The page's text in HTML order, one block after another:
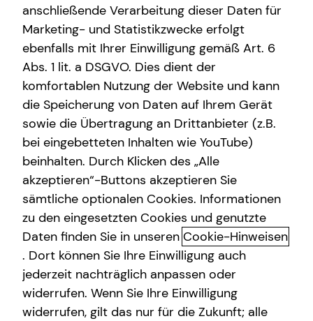
Jens Busse
Jens Busse
Senior Sales Manager
in Hannover und Umgebung
anschließende Verarbeitung dieser Daten für
Marketing- und Statistikzwecke erfolgt
ebenfalls mit Ihrer Einwilligung gemäß Art. 6
Abs. 1 lit. a DSGVO. Dies dient der
komfortablen Nutzung der Website und kann
die Speicherung von Daten auf Ihrem Gerät
sowie die Übertragung an Drittanbieter (z.B.
bei eingebetteten Inhalten wie YouTube)
beinhalten. Durch Klicken des „Alle
akzeptieren“-Buttons akzeptieren Sie
sämtliche optionalen Cookies. Informationen
zu den eingesetzten Cookies und genutzte
Daten finden Sie in unseren Cookie-Hinweisen
. Dort können Sie Ihre Einwilligung auch
jederzeit nachträglich anpassen oder
widerrufen. Wenn Sie Ihre Einwilligung
widerrufen, gilt das nur für die Zukunft; alle